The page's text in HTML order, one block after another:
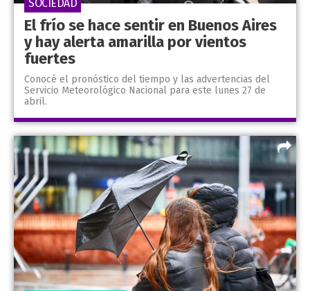
El frío se hace sentir en Buenos Aires
y hay alerta amarilla por vientos
fuertes
Conocé el pronóstico del tiempo y las advertencias del
Servicio Meteorológico Nacional para este lunes 27 de
abril.
SOCIEDAD